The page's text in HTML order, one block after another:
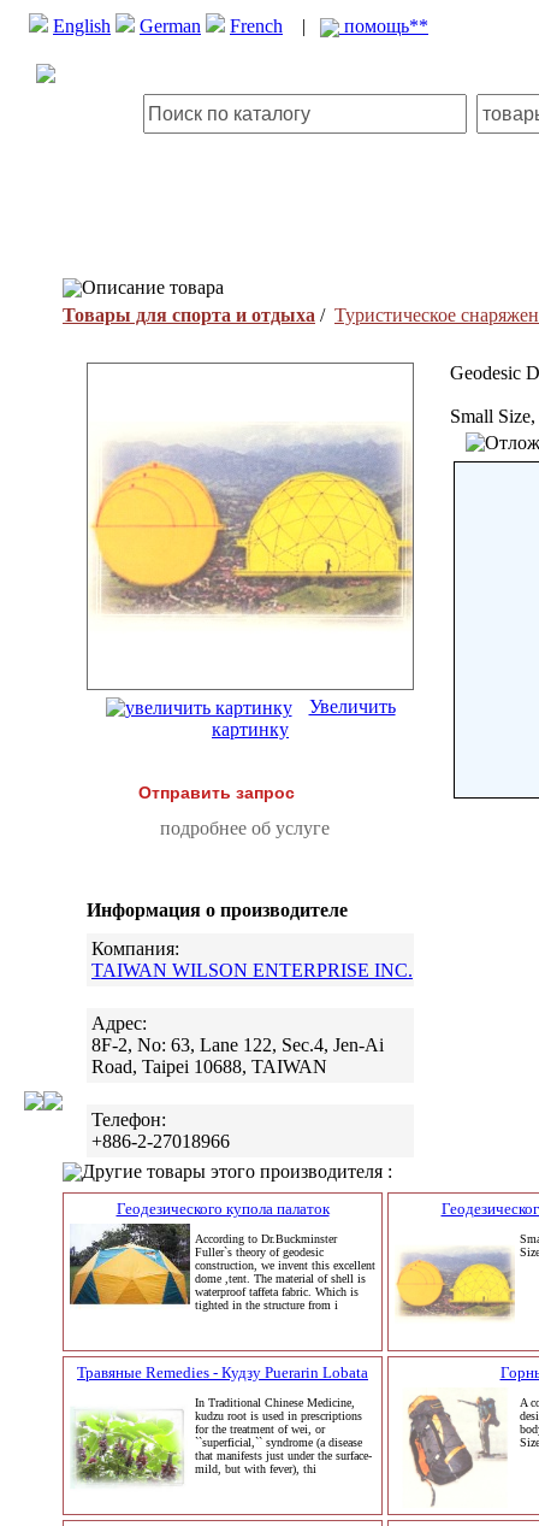
English German French | помощь**
Описание товара
Товары для спорта и отдыха / Туристическое
Увеличить
картинку
Отправить запрос
подробнее об услуге
Информация о производителе
Компания:
TAIWAN WILSON ENTERPRISE INC.
Адрес:
8F-2, No: 63, Lane 122, Sec.4, Jen-Ai
Road, Taipei 10688, TAIWAN
Телефон:
+886-2-27018966
Geodesic
Small
Другие товары этого производителя :
Геодезического купола палаток
According to Dr.Buckminster
Fuller`s theory of geodesic
construction, we invent this excellent
dome ,tent. The material of shell is
waterproof taffeta fabric. Which is
tighted in the structure from i
Травяные Remedies - Кудзу Puerarin Lobata
In Traditional Chinese Medicine,
kudzu root is used in prescriptions
for the treatment of wei, or
``superficial,`` syndrome (a disease
that manifests just under the surface-
mild, but with fever), thi
A